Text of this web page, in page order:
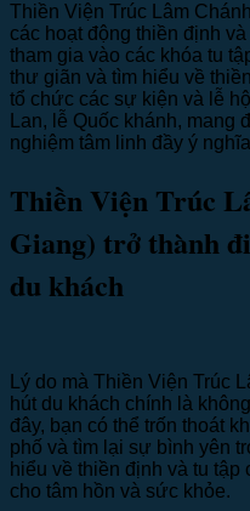
Thiền Viện Trúc Lâm
các hoạt động thiền định
tham gia vào các khóa tu
thư giãn và tìm hiểu về
tổ chức các sự kiện và lễ
Lan, lễ Quốc khánh,
nghiệm tâm linh đầy ý
Thiền Viện Trúc
Giang) trở thành
du khách
Lý do mà Thiền Viện Trúc
hút du khách chính là
đây, bạn có thể trốn thoát
phố và tìm lại sự bình yên
hiểu về thiền định và tu
cho tâm hồn và sức khỏe.